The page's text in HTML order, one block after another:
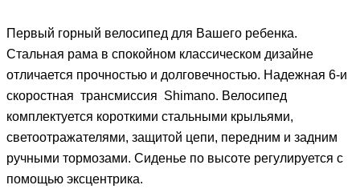
Первый горный велосипед для Вашего ребенка.
Стальная рама в спокойном классическом дизайне
отличается прочностью и долговечностью. Надежная 6-и
скоростная трансмиссия Shimano. Велосипед
комплектуется короткими стальными крыльями,
светоотражателями, защитой цепи, передним и задним
ручными тормозами. Сиденье по высоте регулируется с
помощью эксцентрика.